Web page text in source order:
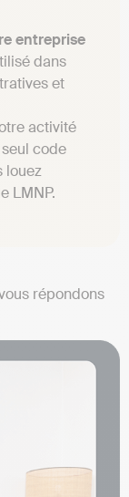
entreprise
dans
et
activité
code
louez
LMNP.
répondons